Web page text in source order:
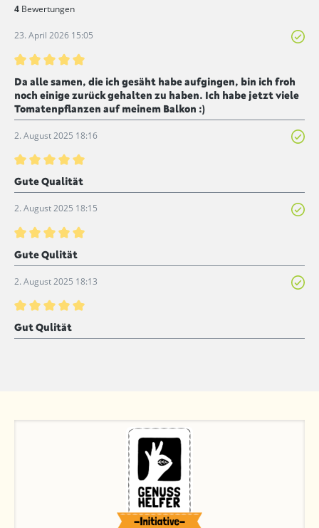
4 Bewertungen
23. April 2026 15:05
Bewertung mit 5 von 5 Sternen
Da alle samen, die ich gesäht habe aufgingen, bin ich froh
noch einige zurück gehalten zu haben. Ich habe jetzt viele
Tomatenpflanzen auf meinem Balkon :)
2. August 2025 18:16
Bewertung mit 5 von 5 Sternen
Gute Qualität
2. August 2025 18:15
Bewertung mit 5 von 5 Sternen
Gute Qulität
2. August 2025 18:13
Bewertung mit 5 von 5 Sternen
Gut Qulität